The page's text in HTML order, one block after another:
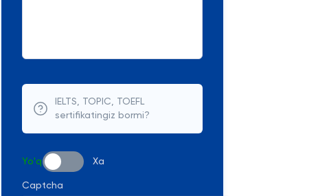
IELTS, TOPIC, TOEFL
sertifikatingiz bormi?
Yo'q Xa
Captcha